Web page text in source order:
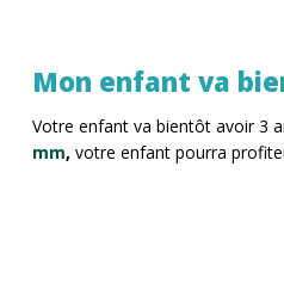
Mon enfant va
Votre enfant va bientôt avoir 3
mm, votre enfant pourra